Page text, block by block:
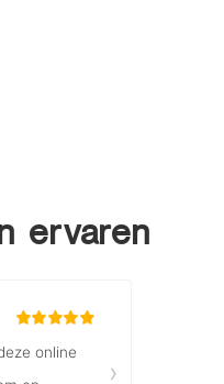
ervaren